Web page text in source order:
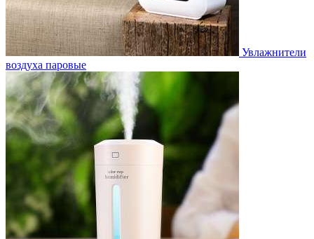
Увлажнители
воздуха паровые